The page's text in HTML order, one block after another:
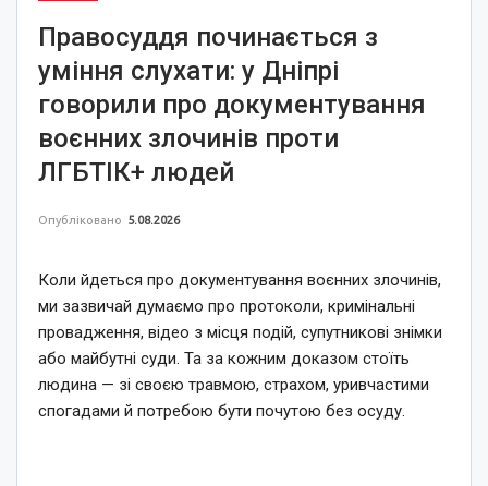
Правосуддя починається з
уміння слухати: у Дніпрі
говорили про документування
воєнних злочинів проти
ЛГБТІК+ людей
Опубліковано 5.08.2026
Коли йдеться про документування воєнних злочинів,
ми зазвичай думаємо про протоколи, кримінальні
провадження, відео з місця подій, супутникові знімки
або майбутні суди. Та за кожним доказом стоїть
людина — зі своєю травмою, страхом, уривчастими
спогадами й потребою бути почутою без осуду.